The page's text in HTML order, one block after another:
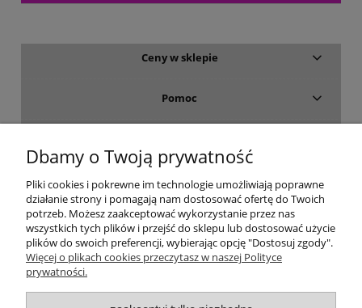
Ceny w sklepie
Pomoc
Moje konto
Gwarancja i zwroty
O firmie
Dbamy o Twoją prywatność
Pliki cookies i pokrewne im technologie umożliwiają poprawne
działanie strony i pomagają nam dostosować ofertę do Twoich
potrzeb. Możesz zaakceptować wykorzystanie przez nas
wszystkich tych plików i przejść do sklepu lub dostosować użycie
plików do swoich preferencji, wybierając opcję "Dostosuj zgody".
Więcej o plikach cookies przeczytasz w naszej Polityce
prywatności.